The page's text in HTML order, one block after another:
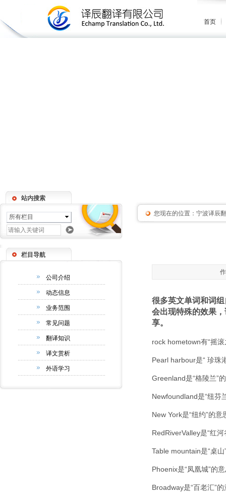
首页
站内搜索
所有栏目
栏目导航
公司介绍
动态信息
业务范围
常见问题
翻译知识
译文赏析
外语学习
您现在的位置： 宁波译辰
很多英文单词和词
会出现特殊的效果
享。
rock hometown有“摇
Pearl harbour是“ 珍珠
Greenland是“格陵兰”
Newfoundland是“纽芬
New York是“纽约”的
RedRiverValley是“红
Table mountain是“桌
Phoenix是“凤凰城”的
Broadway是“百老汇”